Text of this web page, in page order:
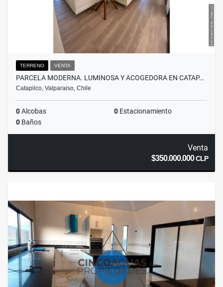
TERRENO VENTA
PARCELA MODERNA. LUMINOSA Y ACOGEDORA EN CATAP…
Catapilco, Valparaiso, Chile
0Alcobas 0 Estacionamiento
0 Baños
Venta
$350.000.000CLP